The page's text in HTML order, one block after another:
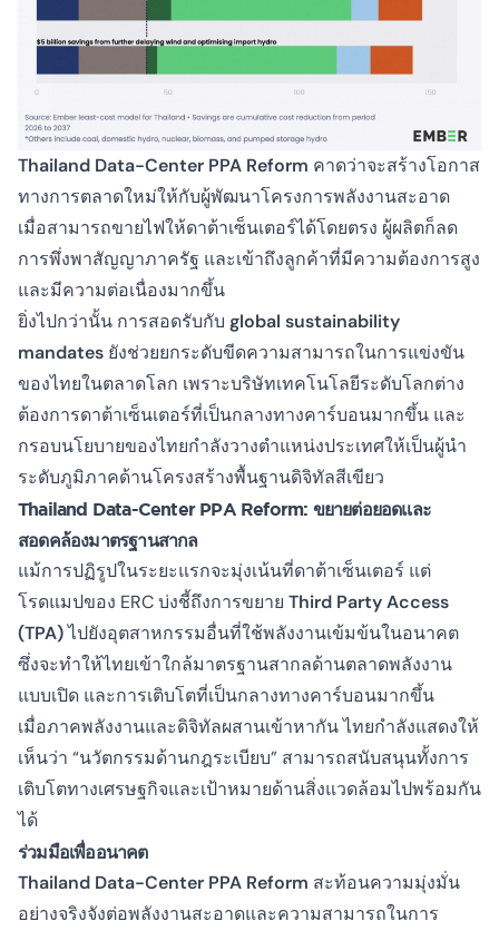
Thailand Data-Center PPA Reform คาดว่าจะสร้างโอกาส
ทางการตลาดใหม่ให้กับผู้พัฒนาโครงการพลังงานสะอาด
เมื่อสามารถขายไฟให้ดาต้าเซ็นเตอร์ได้โดยตรง ผู้ผลิตก็ลด
การพึ่งพาสัญญาภาครัฐ และเข้าถึงลูกค้าที่มีความต้องการสูง
และมีความต่อเนื่องมากขึ้น
ยิ่งไปกว่านั้น การสอดรับกับ global sustainability
mandates ยังช่วยยกระดับขีดความสามารถในการแข่งขัน
ของไทยในตลาดโลก เพราะบริษัทเทคโนโลยีระดับโลกต่าง
ต้องการดาต้าเซ็นเตอร์ที่เป็นกลางทางคาร์บอนมากขึ้น และ
กรอบนโยบายของไทยกำลังวางตำแหน่งประเทศให้เป็นผู้นำ
ระดับภูมิภาคด้านโครงสร้างพื้นฐานดิจิทัลสีเขียว
Thailand Data-Center PPA Reform: ขยายต่อยอดและ
สอดคล้องมาตรฐานสากล
แม้การปฏิรูปในระยะแรกจะมุ่งเน้นที่ดาต้าเซ็นเตอร์ แต่
โรดแมปของ ERC บ่งชี้ถึงการขยาย Third Party Access
(TPA)ไปยังอุตสาหกรรมอื่นที่ใช้พลังงานเข้มข้นในอนาคต
ซึ่งจะทำให้ไทยเข้าใกล้มาตรฐานสากลด้านตลาดพลังงาน
แบบเปิด และการเติบโตที่เป็นกลางทางคาร์บอนมากขึ้น
เมื่อภาคพลังงานและดิจิทัลผสานเข้าหากัน ไทยกำลังแสดงให้
เห็นว่า “นวัตกรรมด้านกฎระเบียบ” สามารถสนับสนุนทั้งการ
เติบโตทางเศรษฐกิจและเป้าหมายด้านสิ่งแวดล้อมไปพร้อมกัน
ได้
ร่วมมือเพื่ออนาคต
Thailand Data-Center PPA Reform สะท้อนความมุ่งมั่น
อย่างจริงจังต่อพลังงานสะอาดและความสามารถในการ